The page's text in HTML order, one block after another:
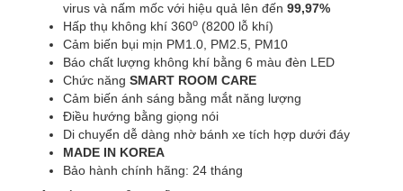
virus và nấm mốc với hiệu quả lên đến 99,97%
Hấp thụ không khí 360o (8200 lỗ khí)
Cảm biến bụi mịn PM1.0, PM2.5, PM10
Báo chất lượng không khí bằng 6 màu đèn LED
Chức năng SMART ROOM CARE
Cảm biến ánh sáng bằng mắt năng lượng
Điều hướng bằng giọng nói
Di chuyển dễ dàng nhờ bánh xe tích hợp dưới đáy
MADE IN KOREA
Bảo hành chính hãng: 24 tháng